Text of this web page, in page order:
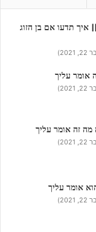
איך תדעו אם בן הזוג
אומר עליך
מה זה אומר עליך
אומר עליך